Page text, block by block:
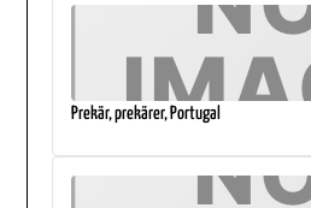
Prekär, prekärer, Portugal